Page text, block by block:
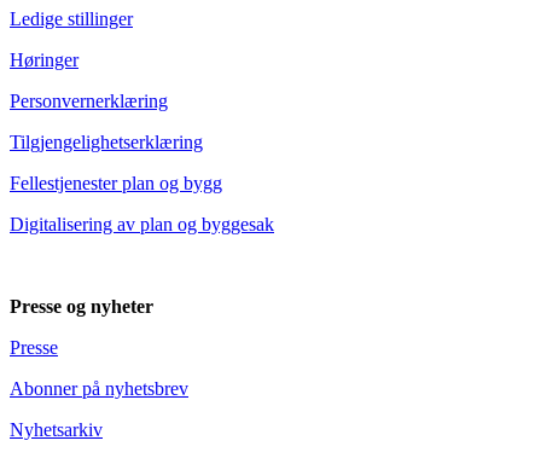
Ledige stillinger
Høringer
Personvernerklæring
Tilgjengelighetserklæring
Fellestjenester plan og bygg
Digitalisering av plan og byggesak
Presse og nyheter
Presse
Abonner på nyhetsbrev
Nyhetsarkiv